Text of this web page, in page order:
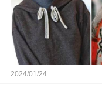
2024/01/24